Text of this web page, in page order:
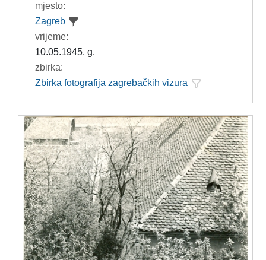
mjesto:
Zagreb
vrijeme:
10.05.1945. g.
zbirka:
Zbirka fotografija zagrebačkih vizura